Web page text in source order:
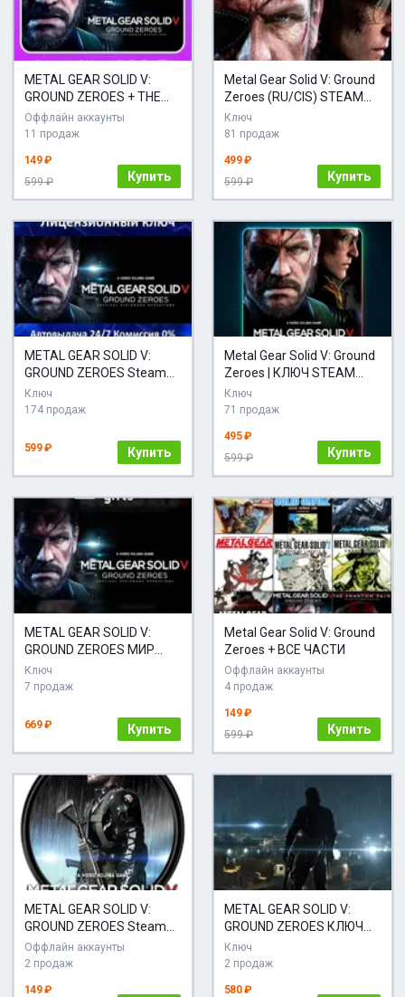
METAL GEAR SOLID V:
GROUND ZEROES + THE
PHANTOM PAIN + ИГРЫ |
БЕЗ GUARD
Оффлайн аккаунты
11 продаж
149 ₽
599 ₽
Купить
Metal Gear Solid V: Ground
Zeroes (RU/CIS) STEAM
КЛЮЧ
Ключ
81 продаж
499 ₽
599 ₽
Купить
METAL GEAR SOLID V:
GROUND ZEROES Steam
Ключ Активации РФ+СНГ
АКЦИЯ Карты
Ключ
174 продаж
599 ₽ Купить
Metal Gear Solid V: Ground
Zeroes | КЛЮЧ STEAM
РФ+СНГ
Ключ
71 продаж
495 ₽
599 ₽
Купить
METAL GEAR SOLID V:
GROUND ZEROES МИР
АВТО
Ключ
7 продаж
669 ₽ Купить
Metal Gear Solid V: Ground
Zeroes + ВСЕ ЧАСТИ
Оффлайн аккаунты
4 продаж
149 ₽
599 ₽
Купить
METAL GEAR SOLID V:
GROUND ZEROES Steam
(GLOBAL)
Оффлайн аккаунты
2 продаж
149 ₽
METAL GEAR SOLID V:
GROUND ZEROES КЛЮЧ
STEAM Россия
Ключ
2 продаж
580 ₽